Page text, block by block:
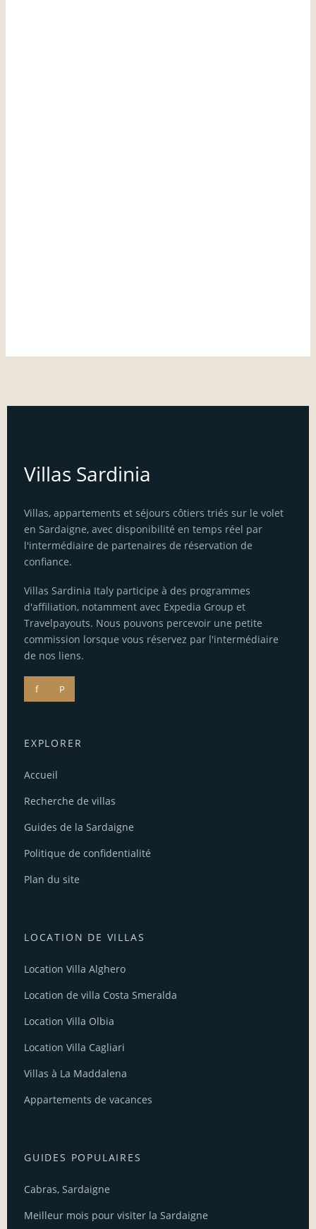
Villas Sardinia
Villas, appartements et séjours côtiers triés sur le volet
en Sardaigne, avec disponibilité en temps réel par
l'intermédiaire de partenaires de réservation de
confiance.
Villas Sardinia Italy participe à des programmes
d'affiliation, notamment avec Expedia Group et
Travelpayouts. Nous pouvons percevoir une petite
commission lorsque vous réservez par l'intermédiaire
de nos liens.
f P
EXPLORER
Accueil
Recherche de villas
Guides de la Sardaigne
Politique de confidentialité
Plan du site
LOCATION DE VILLAS
Location Villa Alghero
Location de villa Costa Smeralda
Location Villa Olbia
Location Villa Cagliari
Villas à La Maddalena
Appartements de vacances
GUIDES POPULAIRES
Cabras, Sardaigne
Meilleur mois pour visiter la Sardaigne